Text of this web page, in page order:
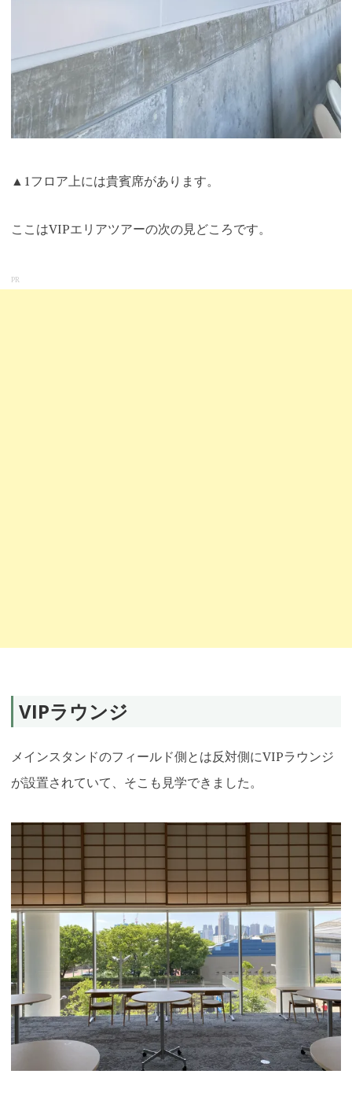
▲1フロア上には貴賓席があります。
ここはVIPエリアツアーの次の見どころです。
PR
VIPラウンジ
メインスタンドのフィールド側とは反対側にVIPラウンジ
が設置されていて、そこも見学できました。